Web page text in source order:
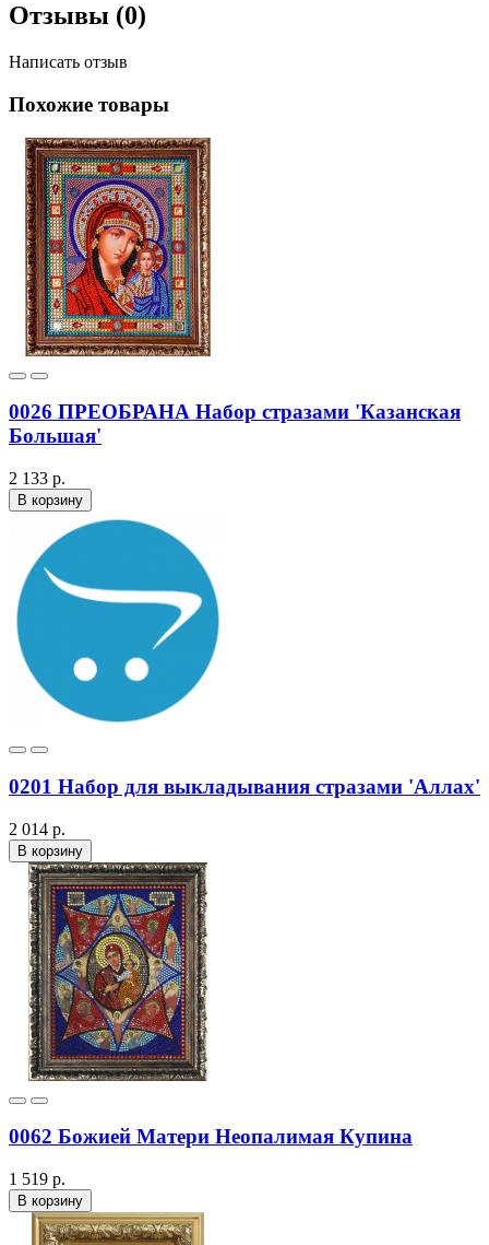
Отзывы (0)
Написать отзыв
Похожие товары
0026 ПРЕОБРАНА Набор стразами 'Казанская
Большая'
2 133 р.
В корзину
0201 Набор для выкладывания стразами 'Аллах'
2 014 р.
В корзину
0062 Божией Матери Неопалимая Купина
1 519 р.
В корзину